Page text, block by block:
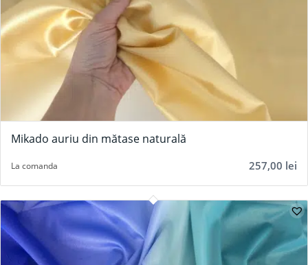
Mikado auriu din mătase naturală
257,00 lei
La comanda